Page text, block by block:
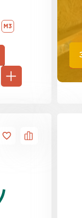
М3
Тимплэкс
Basfiber
Теплекс
Брит